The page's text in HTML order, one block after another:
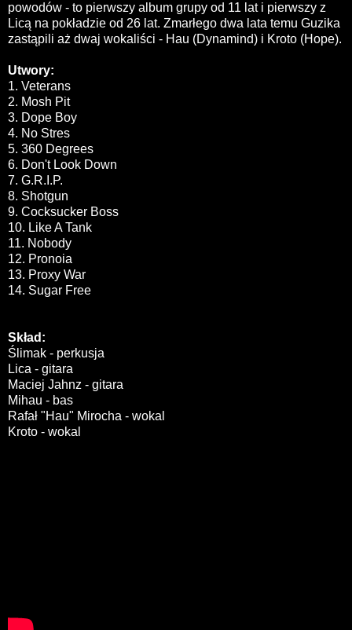
powodów - to pierwszy album grupy od 11 lat i pierwszy z
Licą na pokładzie od 26 lat. Zmarłego dwa lata temu Guzika
zastąpili aż dwaj wokaliści - Hau (Dynamind) i Kroto (Hope).
Utwory:
1. Veterans
2. Mosh Pit
3. Dope Boy
4. No Stres
5. 360 Degrees
6. Don't Look Down
7. G.R.I.P.
8. Shotgun
9. Cocksucker Boss
10. Like A Tank
11. Nobody
12. Pronoia
13. Proxy War
14. Sugar Free
Skład:
Ślimak - perkusja
Lica - gitara
Maciej Jahnz - gitara
Mihau - bas
Rafał "Hau" Mirocha - wokal
Kroto - wokal